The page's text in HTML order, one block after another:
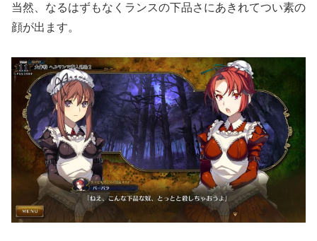
当然、なるはずもなくランスの下品さにあきれてつい素の
顔が出ます。